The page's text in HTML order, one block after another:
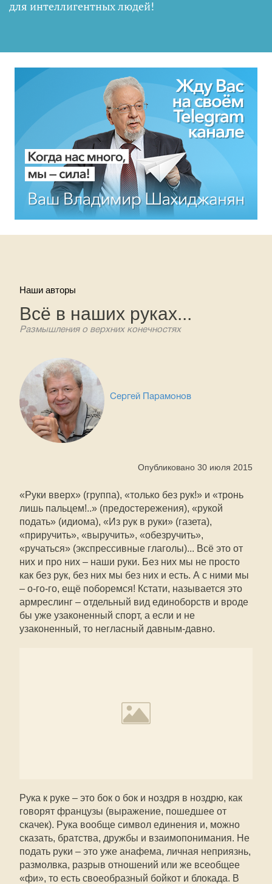
для интеллигентных людей!
Наши авторы
Всё в наших руках...
Размышления о верхних конечностях
Сергей Парамонов
Опубликовано 30 июля 2015
«Руки вверх» (группа), «только без рук!» и «тронь
лишь пальцем!..» (предостережения), «рукой
подать» (идиома), «Из рук в руки» (газета),
«приручить», «выручить», «обезручить»,
«ручаться» (экспрессивные глаголы)... Всё это от
них и про них – наши руки. Без них мы не просто
как без рук, без них мы без них и есть. А с ними мы
– о-го-го, ещё поборемся! Кстати, называется это
армреслинг – отдельный вид единоборств и вроде
бы уже узаконенный спорт, а если и не
узаконенный, то негласный давным-давно.
Рука к руке – это бок о бок и ноздря в ноздрю, как
говорят французы (выражение, пошедшее от
скачек). Рука вообще символ единения и, можно
сказать, братства, дружбы и взаимопонимания. Не
подать руки – это уже анафема, личная неприязнь,
размолвка, разрыв отношений или же всеобщее
«фи», то есть своеобразный бойкот и блокада. В